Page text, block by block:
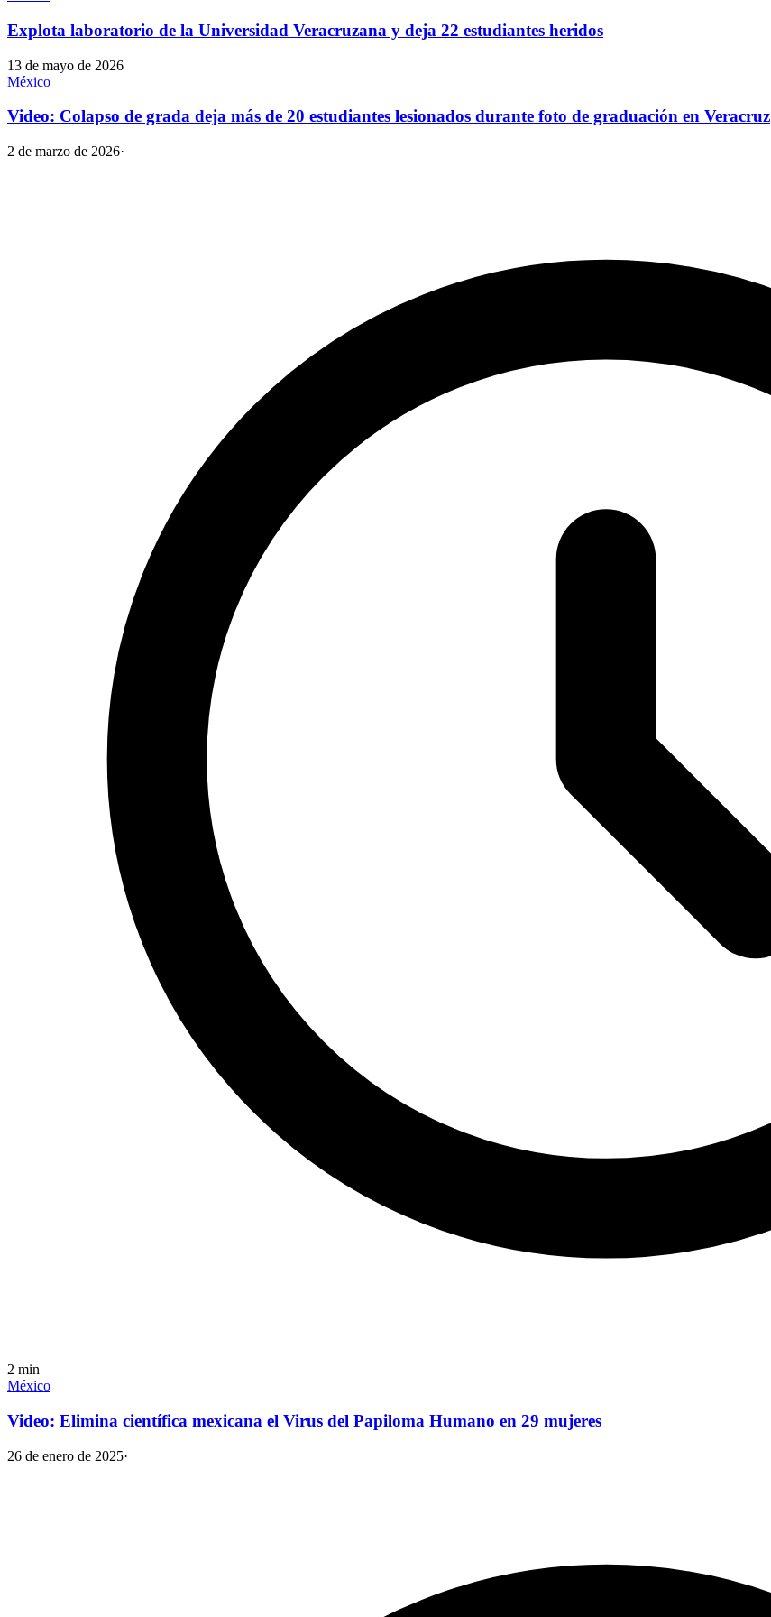
Explota laboratorio de la Universidad Veracruzana y deja 22 estudiantes heridos
13 de mayo de 2026
México
Video: Colapso de grada deja más de 20 estudiantes lesionados durante foto de graduación en Veracruz
2 de marzo de 2026·
2 min
México
Video: Elimina científica mexicana el Virus del Papiloma Humano en 29 mujeres
26 de enero de 2025·